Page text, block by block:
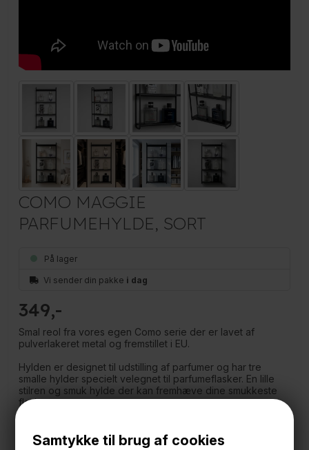
Samtykke til brug af cookies
COMO MAGGIE
PARFUMEHYLDE, SORT
På lager
Vi sender din pakke i dag
349
Smal reol fra vores egen Como serie der er lavet af
pulverlakeret metal og fremstillet i EU.
Hylden er designet til udstilling af parfumer og har tre
smalle hylder specielt velegnet til parfumeflasker. En lille
stilren og smuk hylde der kan fremhæve dine smukkeste
flasker.
højde: 56 cm